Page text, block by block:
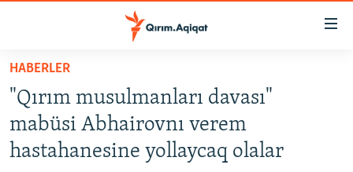
Esas
qaytmaq
Baş
navigatsiyağa
qaytmaq
HABERLER
SİYASET
İQTİSADİYAT
HABERLER
"Qırım musulmanları davası"
mabüsi Abhairovnı verem
hastahanesine yollaycaq olalar